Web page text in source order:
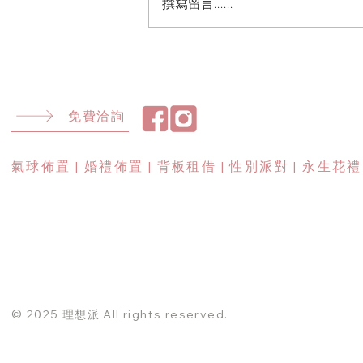
撰寫留言......
免費洽詢
​氣球佈置 | 婚禮佈置 | 背板租借 | 性別派對 | 永生花禮
© 2025 理想派 All rights reserved.